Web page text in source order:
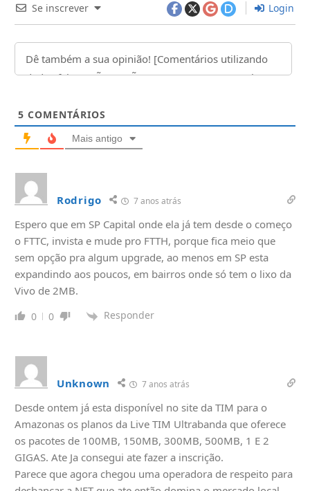
Se inscrever Login
5 COMENTÁRIOS
Mais antigo
Rodrigo 7 anos atrás
Espero que em SP Capital onde ela já tem desde o começo
o FTTC, invista e mude pro FTTH, porque fica meio que
sem opção pra algum upgrade, ao menos em SP esta
expandindo aos poucos, em bairros onde só tem o lixo da
Vivo de 2MB.
0 0 Responder
Unknown 7 anos atrás
Desde ontem já esta disponível no site da TIM para o
Amazonas os planos da Live TIM Ultrabanda que oferece
os pacotes de 100MB, 150MB, 300MB, 500MB, 1 E 2
GIGAS. Ate Ja consegui ate fazer a inscrição.
Parece que agora chegou uma operadora de respeito para